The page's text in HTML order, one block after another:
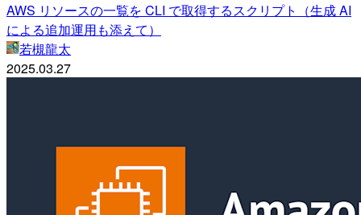
AWS リソースの一覧を CLI で取得するスクリプト（生成 AI
による追加運用も添えて）
若槻龍太
2025.03.27